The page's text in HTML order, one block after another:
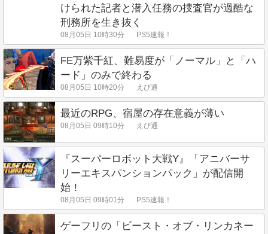
けられた記者と潜入任務の捜査官が過酷な
刑務所を生き抜く
08月05日 10時30分 PS5速報！
FE万紫千紅、難易度が「ノーマル」と「ハ
ード」のみで終わる
08月05日 10時20分 えび通
最近のRPG、宿屋の存在意義が薄い
08月05日 09時10分 えび通
『スーパーロボット大戦Y』「アニバーサ
リーエキスパンションパック」が配信開
始！
08月05日 09時01分 PS5速報！
ゲーフリの「ビースト・オブ・リンカネー